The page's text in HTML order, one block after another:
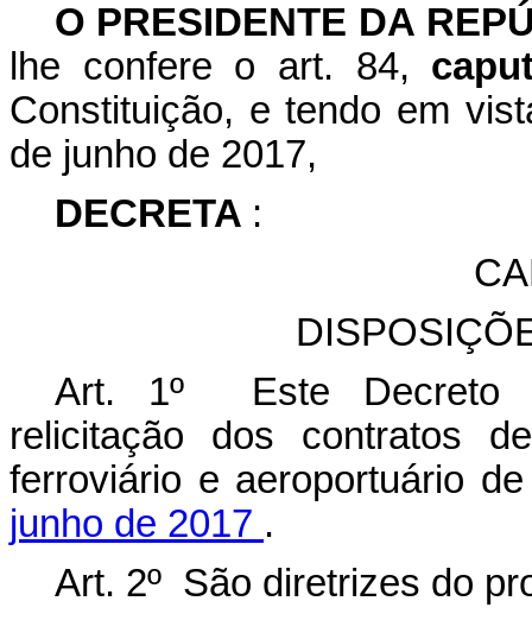
O PRESIDENTE DA
lhe confere o art. 84,
Constituição, e tendo em
de junho de 2017,
DECRETA :
Art. 1º Este Decreto
relicitação dos contratos
ferroviário e aeroportuário
junho de 2017 .
Art. 2º São diretrizes do